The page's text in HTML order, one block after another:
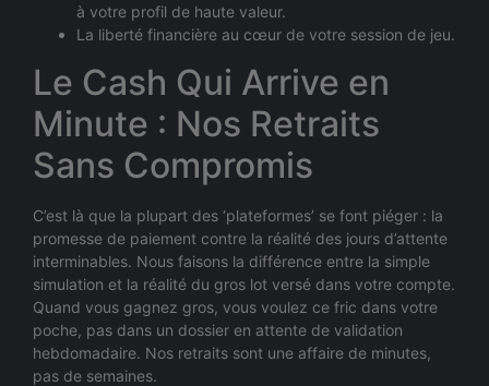
à votre profil de haute valeur.
La liberté financière au cœur de votre session de jeu.
Le Cash Qui Arrive en
Minute : Nos Retraits
Sans Compromis
C’est là que la plupart des ‘plateformes’ se font piéger : la
promesse de paiement contre la réalité des jours d’attente
interminables. Nous faisons la différence entre la simple
simulation et la réalité du gros lot versé dans votre compte.
Quand vous gagnez gros, vous voulez ce fric dans votre
poche, pas dans un dossier en attente de validation
hebdomadaire. Nos retraits sont une affaire de minutes,
pas de semaines.